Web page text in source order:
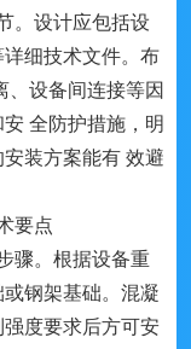
。设计应包括设
细技术文件。布
、设备间连接等因
全防护措施，明
装方案能有 效避
要点
骤。根据设备重
钢架基础。混凝
度要求后方可安